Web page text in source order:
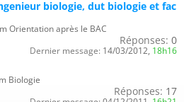
biologie, dut biologie et fac
Orientation après le BAC
Réponses: 0
Dernier message: 14/03/2012, 18h16
Biologie
Réponses: 17